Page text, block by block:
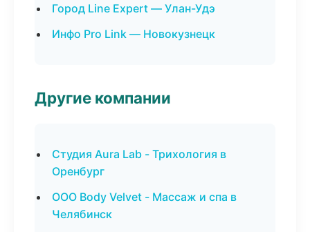
Город Line Expert — Улан-Удэ
Инфо Pro Link — Новокузнецк
Другие компании
Студия Aura Lab - Трихология в
Оренбург
ООО Body Velvet - Массаж и спа в
Челябинск